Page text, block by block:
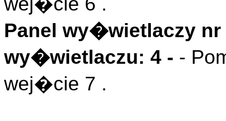
Panel wy�wietlaczy nr
wy�wietlaczu: 4 - -
wej�cie 7 .